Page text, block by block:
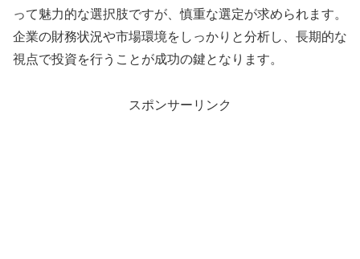
って魅力的な選択肢ですが、慎重な選定が求められます。
企業の財務状況や市場環境をしっかりと分析し、長期的な
視点で投資を行うことが成功の鍵となります。
スポンサーリンク